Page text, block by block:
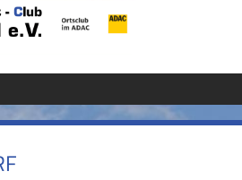
MSC
HORLOFFTAL
E.V.